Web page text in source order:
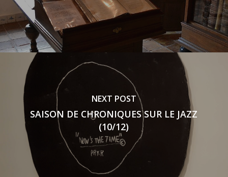
NEXT POST
SAISON DE CHRONIQUES SUR LE JAZZ
(10/12)